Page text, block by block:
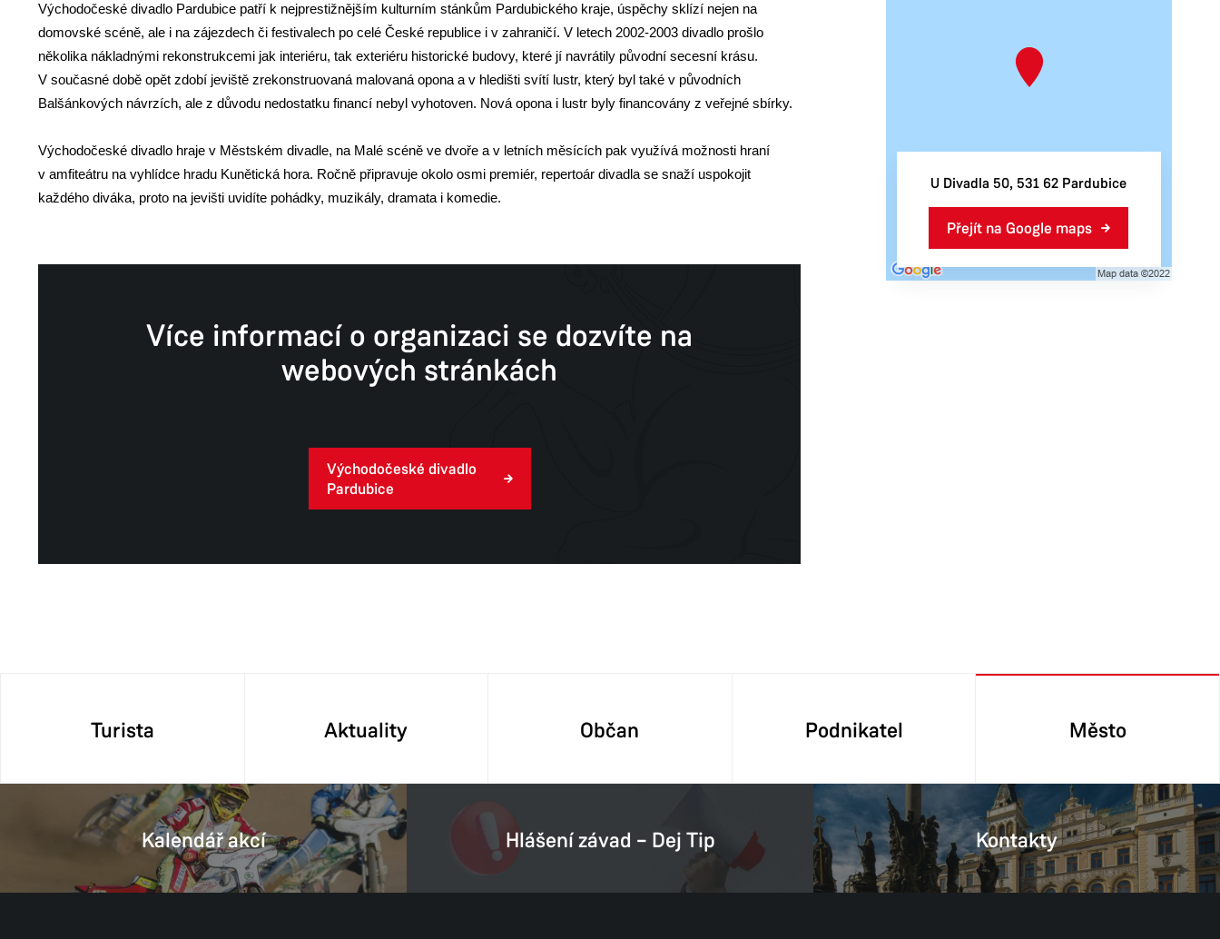
Východočeské divadlo Pardubice patří k nejprestižnějším kulturním stánkům Pardubického kraje, úspěchy sklízí nejen na
domovské scéně, ale i na zájezdech či festivalech po celé České republice i v zahraničí. V letech 2002-2003 divadlo prošlo
několika nákladnými rekonstrukcemi jak interiéru, tak exteriéru historické budovy, které jí navrátily původní secesní krásu.
V současné době opět zdobí jeviště zrekonstruovaná malovaná opona a v hledišti svítí lustr, který byl také v původních
Balšánkových návrzích, ale z důvodu nedostatku financí nebyl vyhotoven. Nová opona i lustr byly financovány z veřejné sbírky.
Východočeské divadlo hraje v Městském divadle, na Malé scéně ve dvoře a v letních měsících pak využívá možnosti hraní
v amfiteátru na vyhlídce hradu Kunětická hora. Ročně připravuje okolo osmi premiér, repertoár divadla se snaží uspokojit
každého diváka, proto na jevišti uvidíte pohádky, muzikály, dramata i komedie.
U Divadla 50, 531 62 Pardubice
Přejít na Google maps
Více informací o organizaci se dozvíte na
webových stránkách
Východočeské divadlo
Pardubice
Turista Aktuality Občan Podnikatel Město
Kalendář akcí Hlášení závad – Dej Tip Kontakty